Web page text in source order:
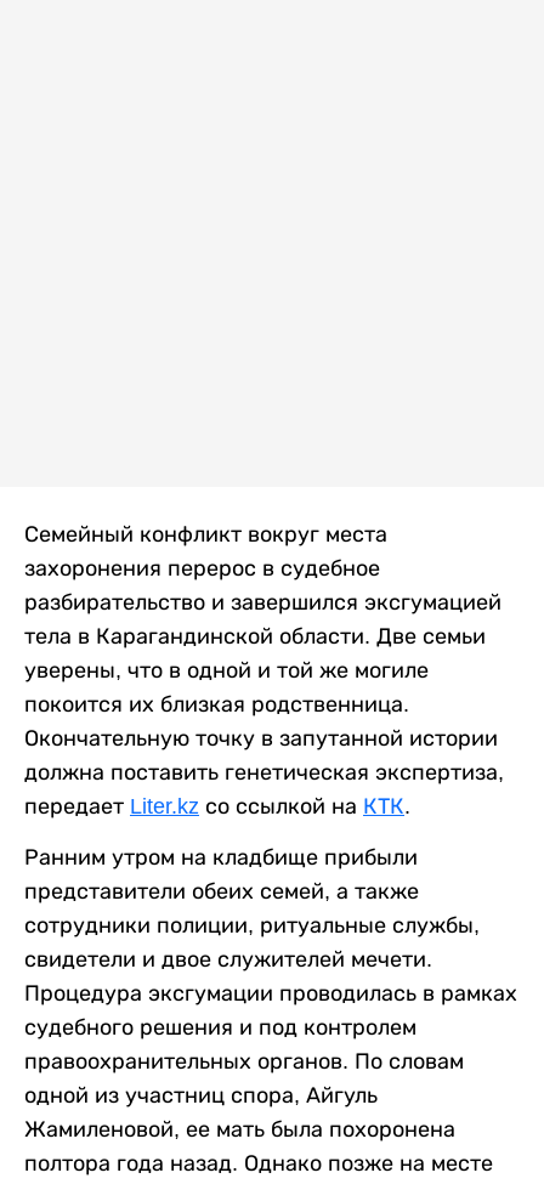
Семейный конфликт вокруг места
захоронения перерос в судебное
разбирательство и завершился эксгумацией
тела в Карагандинской области. Две семьи
уверены, что в одной и той же могиле
покоится их близкая родственница.
Окончательную точку в запутанной истории
должна поставить генетическая экспертиза,
передает Liter.kz со ссылкой на КТК.
Ранним утром на кладбище прибыли
представители обеих семей, а также
сотрудники полиции, ритуальные службы,
свидетели и двое служителей мечети.
Процедура эксгумации проводилась в рамках
судебного решения и под контролем
правоохранительных органов. По словам
одной из участниц спора, Айгуль
Жамиленовой, ее мать была похоронена
полтора года назад. Однако позже на месте